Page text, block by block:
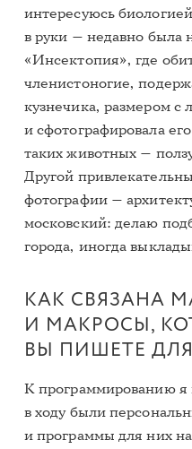
интересуюсь
в руки — недавно была
«Инсектопия», где
членистоногие,
кузнечика, размером с
и сфотографировала
таких животных —
Другой
фотографии —
московский: делаю
города, иногда
КАК СВЯЗАНА
И МАКРОСЫ,
ВЫ ПИШЕТЕ
К программированию я
в ходу были
и программы для них